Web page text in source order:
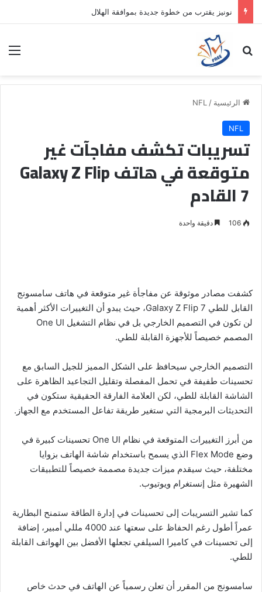
نونيز يقترب من خطوة جديدة بموافقة الهلال
بحث عن
الرئيسية /
NFL
NFL
تسريبات تكشف مفاجآت غير
متوقعة في هاتف Galaxy Z Flip
7 القادم
106 دقيقة واحدة
كشفت مصادر موثوقة عن مفاجأة غير متوقعة في هاتف سامسونج
القابل للطي Galaxy Z Flip 7، حيث يبدو أن التغييرات الأكثر أهمية
لن تكون في التصميم الخارجي بل في نظام التشغيل One UI
المصمم خصيصاً للأجهزة القابلة للطي.
التصميم الخارجي سيحافظ على الشكل المميز للجيل السابق مع
تحسينات طفيفة في تحمل المفصلة وتقليل التجاعيد الظاهرة على
الشاشة القابلة للطي، لكن العلامة الفارقة الحقيقية ستكون في
التحديثات البرمجية التي ستغير طريقة تفاعل المستخدم مع الجهاز.
من أبرز التغييرات المتوقعة في نظام One UI تحسينات كبيرة في
وضع Flex Mode الذي يسمح باستخدام شاشة الهاتف بزوايا
مختلفة، حيث سيقدم ميزات جديدة مصممة خصيصاً للتطبيقات
الشهيرة مثل إنستغرام ويوتيوب.
كما تشير التسريبات إلى تحسينات في إدارة الطاقة ستمنح البطارية
عمراً أطول رغم الحفاظ على سعتها عند 4000 مللي أمبير، إضافة
إلى تحسينات في كاميرا السيلفي تجعلها الأفضل بين الهواتف القابلة
للطي.
سامسونج من المقرر أن تعلن رسمياً عن الهاتف في حدث خاص